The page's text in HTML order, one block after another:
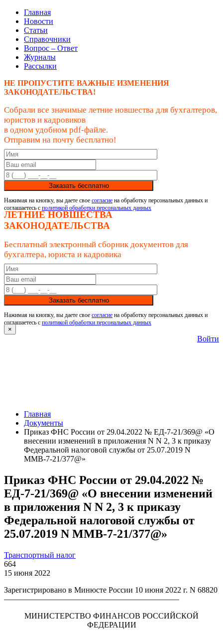
Главная
Новости
Статьи
Справочники
Вопрос – Ответ
Журналы
Рассылки
НЕ ПРОПУСТИТЕ ВАЖНЫЕ ИЗМЕНЕНИЯ
ЗАКОНОДАТЕЛЬСТВА!
Собрали все значимые летние новшества для бухгалтеров,
юристов и кадровиков
в одном удобном pdf-файле.
Отправим на почту бесплатно!
Заказать бесплатно
Нажимая на кнопку, вы даете свое согласие на обработку персональных данных и
соглашаетесь с политикой обработки персональных данных
ЛЕТНИЕ НОВШЕСТВА
ЗАКОНОДАТЕЛЬСТВА
Бесплатный электронный сборник документов для
бухгалтера, юриста и кадровика
Заказать бесплатно
Нажимая на кнопку, вы даете свое согласие на обработку персональных данных и
соглашаетесь с политикой обработки персональных данных
×
Войти
Главная
Документы
Приказ ФНС России от 29.04.2022 № ЕД-7-21/369@ «О
внесении изменений в приложения N N 2, 3 к приказу
Федеральной налоговой службы от 25.07.2019 N
ММВ-7-21/377@»
Приказ ФНС России от 29.04.2022 №
ЕД-7-21/369@ «О внесении изменений
в приложения N N 2, 3 к приказу
Федеральной налоговой службы от
25.07.2019 N ММВ-7-21/377@»
Транспортный налог
664
15 июня 2022
Зарегистрировано в Минюсте России 10 июня 2022 г. N 68820
——————————————————————
МИНИСТЕРСТВО ФИНАНСОВ РОССИЙСКОЙ
ФЕДЕРАЦИИ